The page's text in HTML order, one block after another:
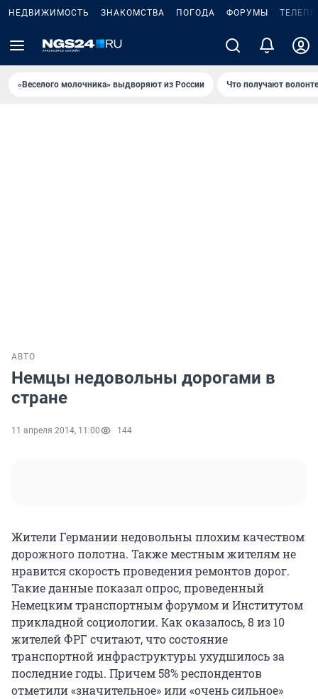
НЕДВИЖИМОСТЬ ЗНАКОМСТВА ПОГОДА ФОРУМЫ
«Веселого молочника» выдворяют из России Что получают
АВТО
Немцы недовольны дорогами в
стране
11 апреля 2014, 11:00 144
Жители Германии недовольны плохим качеством
дорожного полотна. Также местным жителям не
нравится скорость проведения ремонтов дорог.
Такие данные показал опрос, проведенный
Немецким транспортным форумом и Институтом
прикладной социологии. Как оказалось, 8 из 10
жителей ФРГ считают, что состояние
транспортной инфраструктуры ухудшилось за
последние годы. Причем 58% респондентов
отметили «значительное» или «очень сильное»